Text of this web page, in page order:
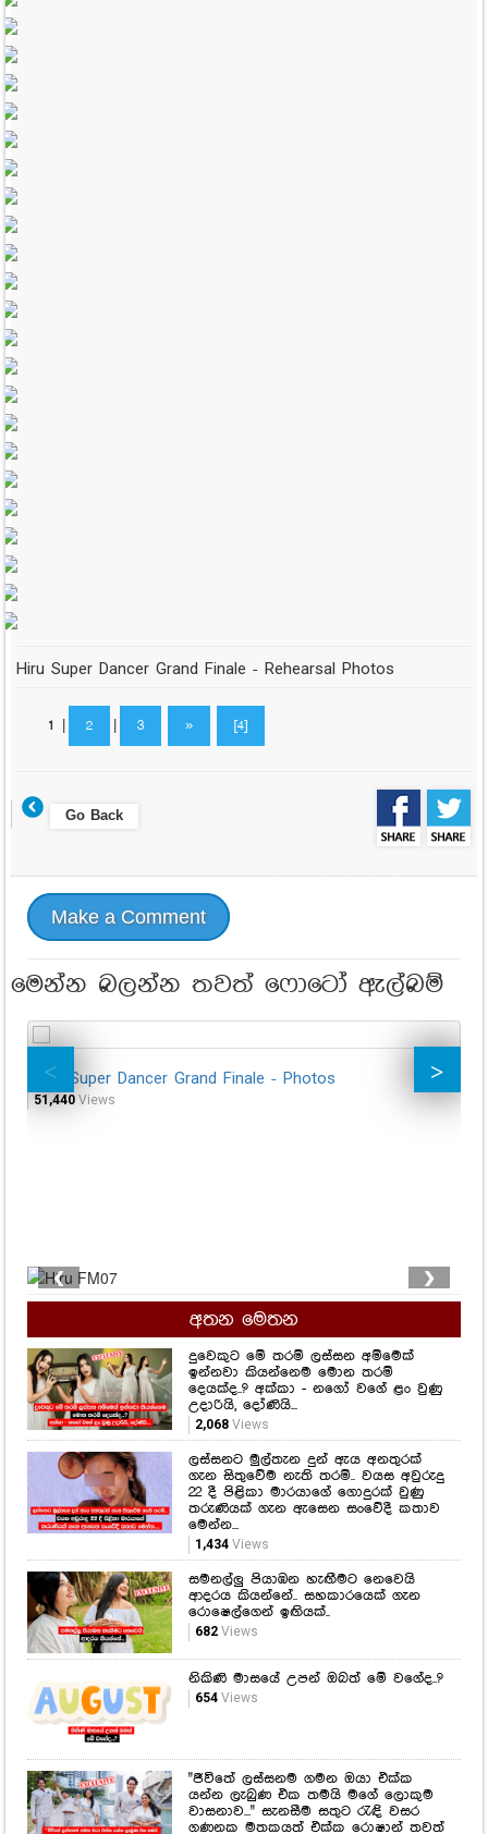
Hiru Super Dancer Grand Finale - Rehearsal Photos
1| 2 3 » [4]
Go Back
Make a Comment
මෙන්න බලන්න තවත් ෆොටෝ ඇල්බම්
Hiru Super Dancer Grand Finale - Photos
51,440 Views
❮ ❯
අතන මෙතන
දුවෙකුට මේ තරම් ලස්සන අම්මෙක්
ඉන්නවා කියන්නෙම මොන තරම්
දෙයක්ද..? අක්කා - නගෝ වගේ ළං වුණු
උදාරියි, දෝණියි...
2,068Views
ලස්සනට මුල්තැන දුන් ඇය අනතුරක්
ගැන සිතුවේම නැති තරම්.. වයස අවුරුදු
22 දී පිළිකා මාරයාගේ ගොදුරක් වුණු
තරුණියක් ගැන ඇසෙන සංවේදී කතාව
සමනල්ලු පියාඹන හැඟීමට නෙවෙයි
නිකිණි මාසයේ උපන් ඔබත් මේ වගේද..?
654Views